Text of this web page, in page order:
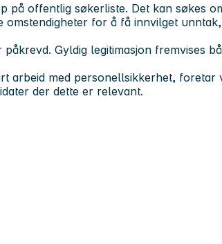
på offentlig søkerliste. Det kan søkes
for å få innvilget
Gyldig legitimasjon fremvises
arbeid med personellsikkerhet, foretar
der dette er relevant.